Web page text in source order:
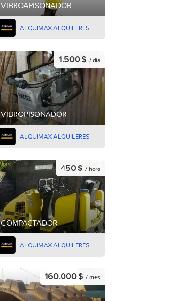
VIBROAPISONADOR
ALQUIMAX ALQUILERES
VIBROPISONADOR
1.500 $ / día
ALQUIMAX ALQUILERES
COMPACTADOR
450 $ / hora
ALQUIMAX ALQUILERES
160.000 $ / mes